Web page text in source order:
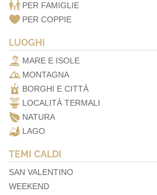
PER FAMIGLIE
PER COPPIE
LUOGHI
MARE E ISOLE
MONTAGNA
BORGHI E CITTÀ
LOCALITÀ TERMALI
NATURA
LAGO
TEMI CALDI
SAN VALENTINO
WEEKEND